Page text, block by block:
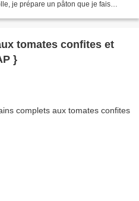
je prépare un pâton que je fais
tomates confites et
}